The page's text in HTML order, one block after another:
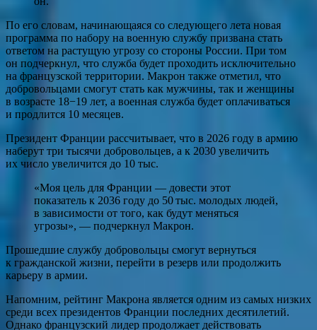
По его словам, начинающаяся со следующего лета новая
программа по набору на военную службу призвана стать
ответом на растущую угрозу со стороны России. При том
он подчеркнул, что служба будет проходить исключительно
на французской территории. Макрон также отметил, что
добровольцами смогут стать как мужчины, так и женщины
в возрасте 18−19 лет, а военная служба будет оплачиваться
и продлится 10 месяцев.
Президент Франции рассчитывает, что в 2026 году в армию
наберут три тысячи добровольцев, а к 2030 увеличить
их число увеличится до 10 тыс.
«Моя цель для Франции — довести этот
показатель к 2036 году до 50 тыс. молодых людей,
в зависимости от того, как будут меняться
угрозы», — подчеркнул Макрон.
Прошедшие службу добровольцы смогут вернуться
к гражданской жизни, перейти в резерв или продолжить
карьеру в армии.
Напомним, рейтинг Макрона является одним из самых низких
среди всех президентов Франции последних десятилетий.
Однако французский лидер продолжает действовать